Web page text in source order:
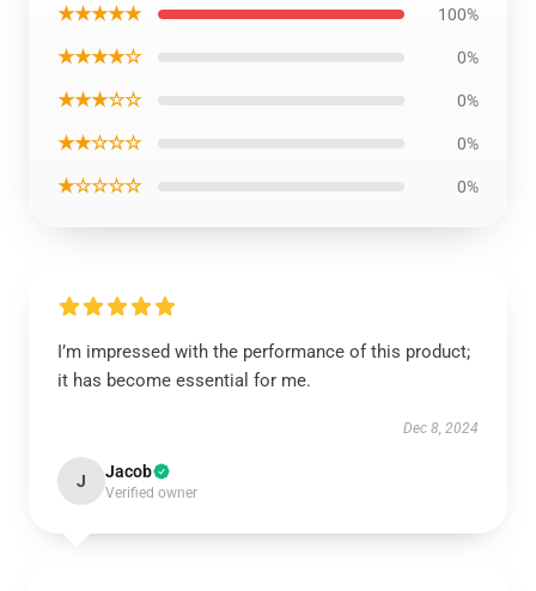
★★★★★ 100%
★★★★☆ 0%
★★★☆☆ 0%
★★☆☆☆ 0%
★☆☆☆☆ 0%
I’m impressed with the performance of this product;
it has become essential for me.
Dec 8, 2024
J Jacob
Verified owner